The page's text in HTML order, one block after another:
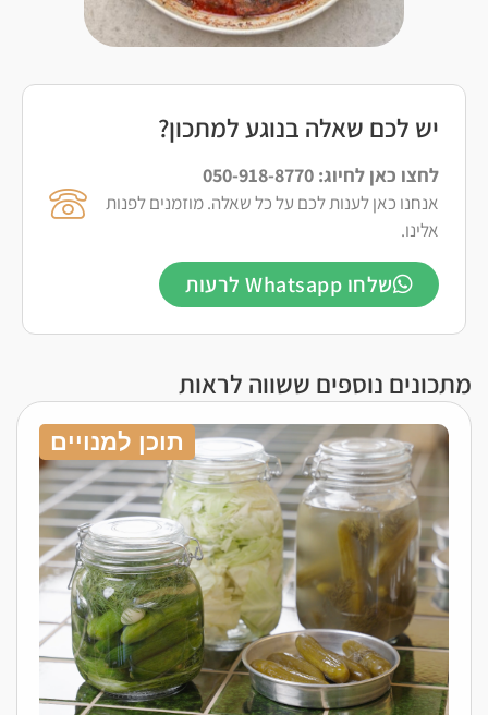
יש לכם שאלה בנוגע למתכון?
לחצו כאן לחיוג: 050-918-8770
אנחנו כאן לענות לכם על כל שאלה. מוזמנים לפנות
אלינו.
שלחו Whatsapp לרעות
מתכונים נוספים ששווה לראות
תוכן למנויים